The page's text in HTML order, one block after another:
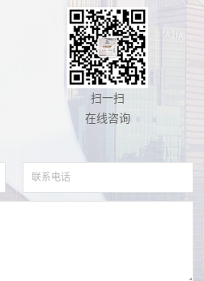
扫一扫
在线咨询